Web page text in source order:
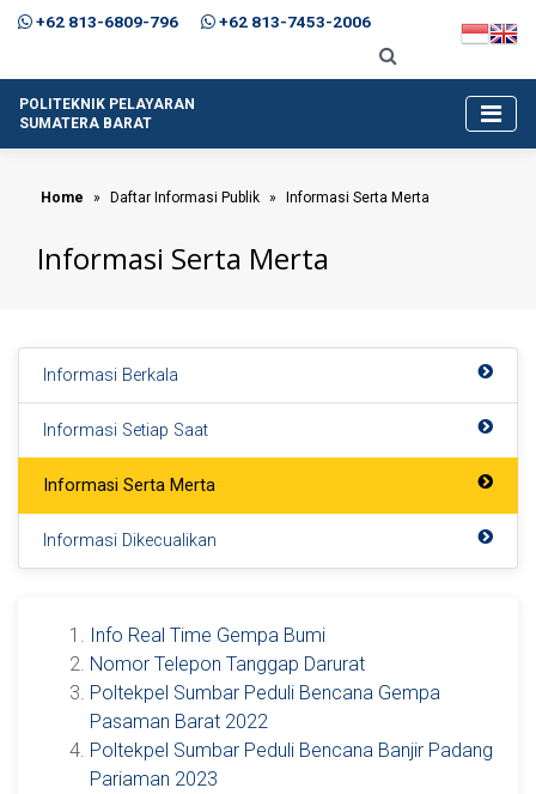
+62 813-6809-796 +62 813-7453-2006
POLITEKNIK PELAYARAN
SUMATERA BARAT
Home Daftar Informasi Publik Informasi Serta Merta
Informasi Serta Merta
Informasi Berkala
Informasi Setiap Saat
Informasi Serta Merta
Informasi Dikecualikan
Info Real Time Gempa Bumi
Nomor Telepon Tanggap Darurat
Poltekpel Sumbar Peduli Bencana Gempa
Pasaman Barat 2022
Poltekpel Sumbar Peduli Bencana Banjir Padang
Pariaman 2023